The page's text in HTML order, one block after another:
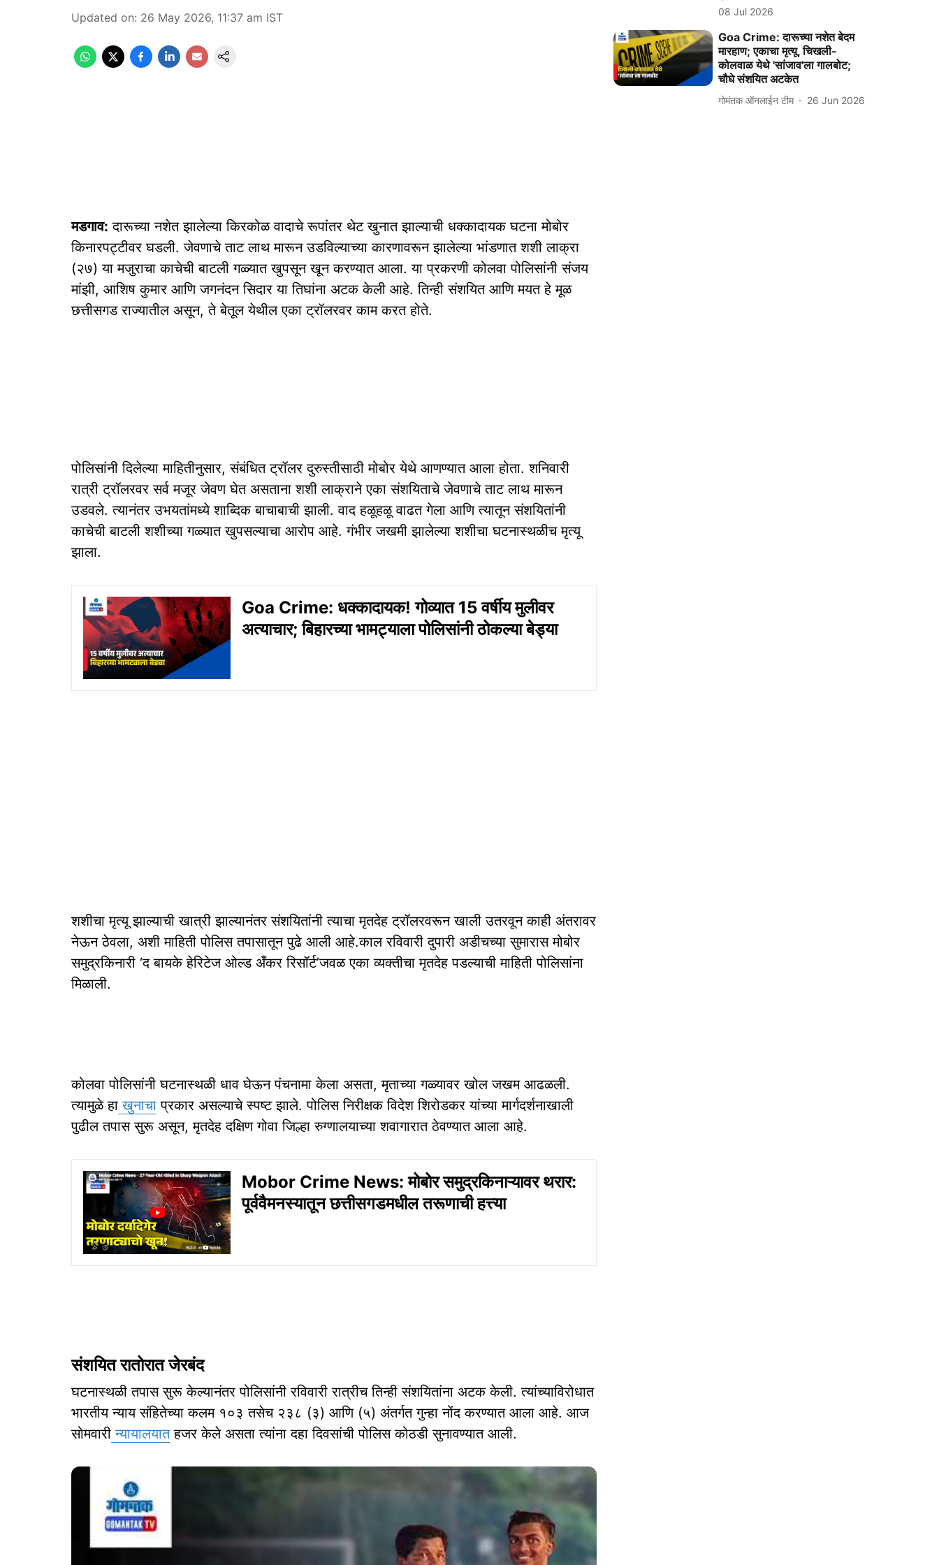
Updated on: 26 May 2026, 11:37 am IST
मडगाव: दारूच्या नशेत झालेल्या किरकोळ वादाचे रूपांतर थेट खुनात झाल्याची धक्कादायक घटना मोबोर
किनारपट्टीवर घडली. जेवणाचे ताट लाथ मारून उडविल्याच्या कारणावरून झालेल्या भांडणात शशी लाक्रा
(२७) या मजुराचा काचेची बाटली गळ्यात खुपसून खून करण्यात आला. या प्रकरणी कोलवा पोलिसांनी संजय
मांझी, आशिष कुमार आणि जगनंदन सिदार या तिघांना अटक केली आहे. तिन्ही संशयित आणि मयत हे मूळ
छत्तीसगड राज्यातील असून, ते बेतूल येथील एका ट्रॉलरवर काम करत होते.
पोलिसांनी दिलेल्या माहितीनुसार, संबंधित ट्रॉलर दुरुस्तीसाठी मोबोर येथे आणण्यात आला होता. शनिवारी
रात्री ट्रॉलरवर सर्व मजूर जेवण घेत असताना शशी लाक्राने एका संशयिताचे जेवणाचे ताट लाथ मारून
उडवले. त्‍यानंतर उभयतांमध्ये शाब्दिक बाचाबाची झाली. वाद हळूहळू वाढत गेला आणि त्यातून संशयितांनी
काचेची बाटली शशीच्या गळ्यात खुपसल्याचा आरोप आहे. गंभीर जखमी झालेल्या शशीचा घटनास्थळीच मृत्यू
झाला.
Goa Crime: धक्कादायक! गोव्यात 15 वर्षीय मुलीवर
अत्याचार; बिहारच्या भामट्याला पोलिसांनी ठोकल्या बेड्या
शशीचा मृत्यू झाल्याची खात्री झाल्यानंतर संशयितांनी त्याचा मृतदेह ट्रॉलरवरून खाली उतरवून काही अंतरावर
नेऊन ठेवला, अशी माहिती पोलिस तपासातून पुढे आली आहे.काल रविवारी दुपारी अडीचच्या सुमारास मोबोर
समुद्रकिनारी ‘द बायके हेरिटेज ओल्ड अँकर रिसॉर्ट’जवळ एका व्यक्तीचा मृतदेह पडल्याची माहिती पोलिसांना
मिळाली.
कोलवा पोलिसांनी घटनास्थळी धाव घेऊन पंचनामा केला असता, मृताच्या गळ्यावर खोल जखम आढळली.
त्यामुळे हा खुनाचा प्रकार असल्याचे स्पष्ट झाले. पोलिस निरीक्षक विदेश शिरोडकर यांच्या मार्गदर्शनाखाली
पुढील तपास सुरू असून, मृतदेह दक्षिण गोवा जिल्हा रुग्णालयाच्या शवागारात ठेवण्यात आला आहे.
Mobor Crime News: मोबोर समुद्रकिनाऱ्यावर थरार:
पूर्ववैमनस्यातून छत्तीसगडमधील तरूणाची हत्त्या
संशयित रातोरात जेरबंद
घटनास्थळी तपास सुरू केल्यानंतर पोलिसांनी रविवारी रात्रीच तिन्ही संशयितांना अटक केली. त्यांच्याविरोधात
भारतीय न्याय संहितेच्या कलम १०३ तसेच २३८ (३) आणि (५) अंतर्गत गुन्हा नोंद करण्यात आला आहे. आज
सोमवारी न्यायालयातहजर केले असता त्‍यांना दहा दिवसांची पोलिस कोठडी सुनावण्यात आली.
08 Jul 2026
Goa Crime: दारूच्‍या नशेत बेदम
मारहाण; एकाचा मृत्‍यू, चिखली-
कोलवाळ येथे 'सांजाव'ला गालबोट;
चौघे संशयित अटकेत
गोमंतक ऑनलाईन टीम 26 Jun 2026